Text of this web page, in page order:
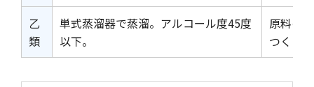
乙
類
単式蒸溜器で蒸溜。アルコール度45度
以下。
原料の
つくら